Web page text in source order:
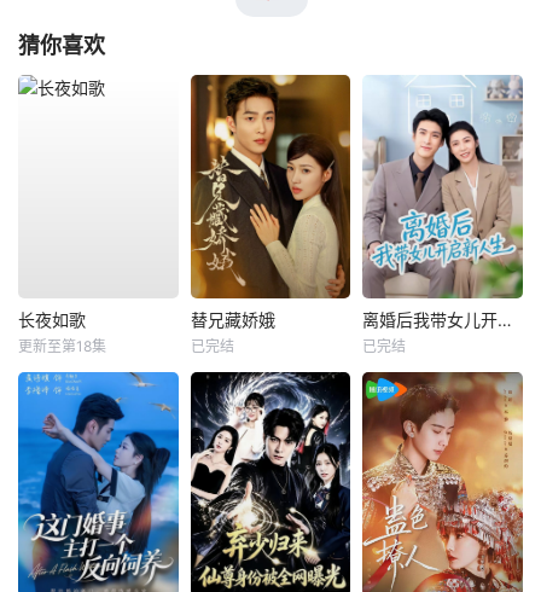
猜你喜欢
长夜如歌
更新至第18集
替兄藏娇娥
已完结
离婚后我带女儿开启新人生
已完结